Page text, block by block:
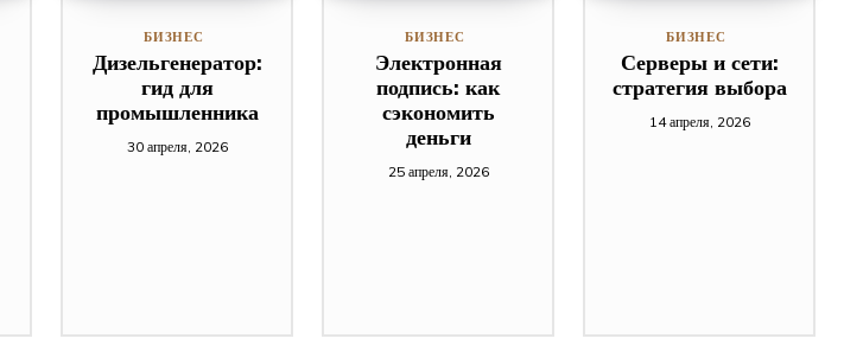
БИЗНЕС
Дизельгенератор:
гид для
промышленника
30 апреля, 2026
БИЗНЕС
Электронная
подпись: как
сэкономить
деньги
25 апреля, 2026
БИЗНЕС
Серверы и сети:
стратегия выбора
14 апреля, 2026